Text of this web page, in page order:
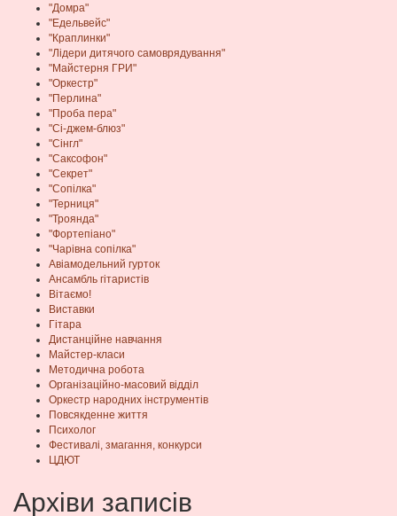
"Домра"
"Едельвейс"
"Краплинки"
"Лідери дитячого самоврядування"
"Майстерня ГРИ"
"Оркестр"
"Перлина"
"Проба пера"
"Сі-джем-блюз"
"Сінгл"
"Саксофон"
"Секрет"
"Сопілка"
"Терниця"
"Троянда"
"Фортепіано"
"Чарівна сопілка"
Авіамодельний гурток
Ансамбль гітаристів
Вітаємо!
Виставки
Гітара
Дистанційне навчання
Майстер-класи
Методична робота
Організаційно-масовий відділ
Оркестр народних інструментів
Повсякденне життя
Психолог
Фестивалі, змагання, конкурси
ЦДЮТ
Архіви записів